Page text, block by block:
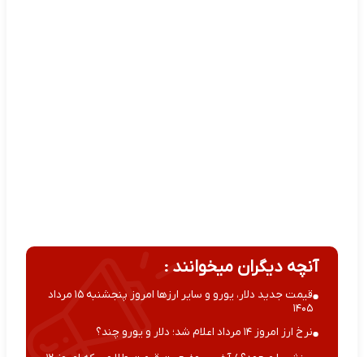
آنچه دیگران میخوانند :
قیمت جدید دلار، یورو و سایر ارزها امروز پنجشنبه ۱۵ مرداد
۱۴۰۵
نرخ ارز امروز ۱۴ مرداد اعلام شد؛ دلار و یورو چند؟